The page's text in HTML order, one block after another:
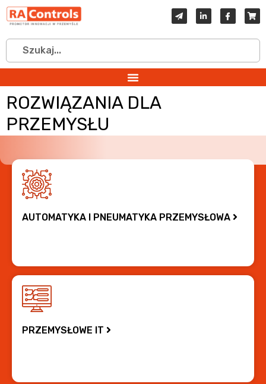
ROZWIĄZANIA DLA
PRZEMYSŁU
AUTOMATYKA I PNEUMATYKA PRZEMYSŁOWA
PRZEMYSŁOWE IT